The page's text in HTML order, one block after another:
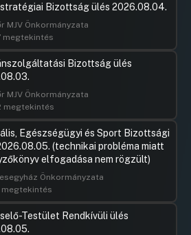
Bizottság ülés 2026.08.04.
MJV Önkormányzata
megtekintés
Bizottság ülés
MJV Önkormányzata
megtekintés
Egészségügyi és Sport Bizottsági
(technikai probléma miatt
elfogadása nem rögzült)
Önkormányzata
megtekintés
Testület Rendkívüli ülés